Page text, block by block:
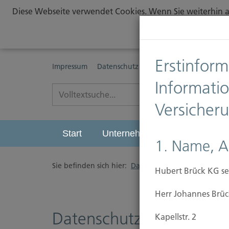
Diese Webseite verwendet Cookies. Wenn Sie
Impressum Datenschutz Erstinformationspflichten
Start Unternehmen
Sie befinden sich hier: Datenschutz
Datenschutzerklärung
1. Name,
Hubert Brück KG
Herr Johannes
Kapellstr. 2